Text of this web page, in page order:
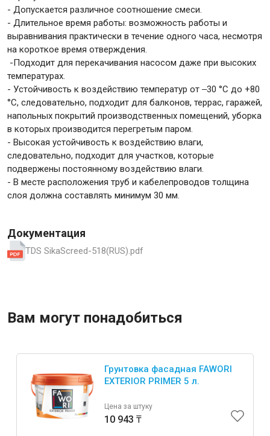
- Допускается различное соотношение смеси.
- Длительное время работы: возможность работы и
выравнивания практически в течение одного часа, несмотря
на короткое время отверждения.
-Подходит для перекачивания насосом даже при высоких
температурах.
- Устойчивость к воздействию температур от ‒30 °C до +80
°C, следовательно, подходит для балконов, террас, гаражей,
напольных покрытий производственных помещений, уборка
в которых производится перегретым паром.
- Высокая устойчивость к воздействию влаги,
следовательно, подходит для участков, которые
подвержены постоянному воздействию влаги.
- В месте расположения труб и кабелепроводов толщина
слоя должна составлять минимум 30 мм.
Документация
TDS SikaScreed-518(RUS).pdf
Вам могут понадобиться
Грунтовка фасадная FAWORI
EXTERIOR PRIMER 5 л.
Цена за штуку
10 943 ₸